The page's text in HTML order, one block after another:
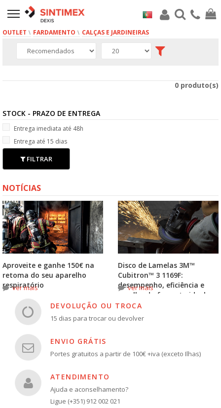
OUTLET FARDAMENTO CALÇAS E JARDINEIRAS
0 produto(s)
STOCK - PRAZO DE ENTREGA
Entrega imediata até 48h
Entrega até 15 dias
FILTRAR
NOTÍCIAS
Aproveite e ganhe 150€ na
retoma do seu aparelho
respiratório
ver mais
Disco de Lamelas 3M™
Cubitron™ 3 1169F:
desempenho, eficiência e
escolha do formato ideal
ver mais
DEVOLUÇÃO OU TROCA
15 dias para trocar ou devolver
ENVIO GRÁTIS
Portes gratuitos a partir de 100€ +iva (exceto Ilhas)
ATENDIMENTO
Ajuda e aconselhamento?
Ligue (+351) 912 002 021